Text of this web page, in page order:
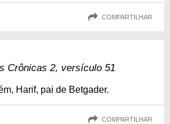
COMPARTILHAR
Crônicas 2, versículo 51
Harif, pai de Betgader.
COMPARTILHAR